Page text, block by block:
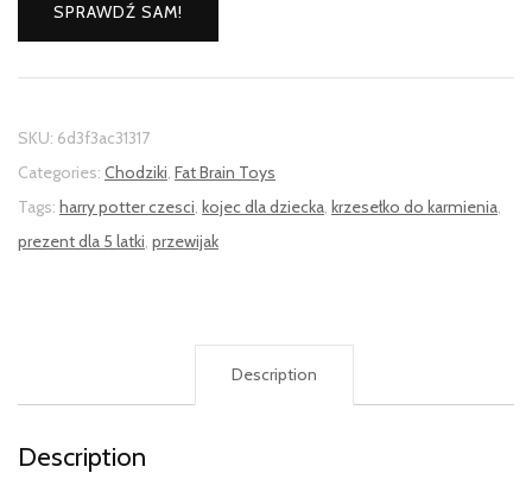
SPRAWDŹ SAM!
SKU: 6d3f3ac31317
Categories: Chodziki, Fat Brain Toys
Tags: harry potter czesci, kojec dla dziecka, krzesełko do karmienia,
prezent dla 5 latki, przewijak
Description
Description